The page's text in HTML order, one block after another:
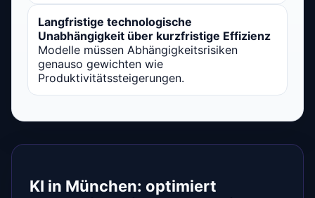
Langfristige technologische
Unabhängigkeit über kurzfristige Effizienz
Modelle müssen Abhängigkeitsrisiken
genauso gewichten wie
Produktivitätssteigerungen.
KI in München: optimiert